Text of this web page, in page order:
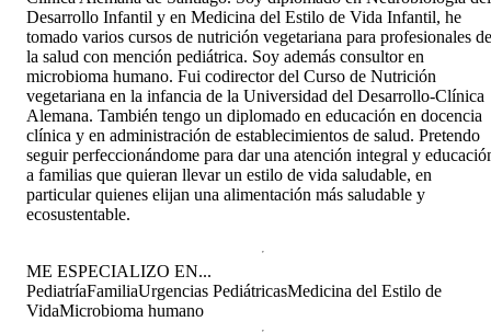
Desarrollo Infantil y en Medicina del Estilo de Vida Infantil, he
tomado varios cursos de nutrición vegetariana para profesionales de
la salud con mención pediátrica. Soy además consultor en
microbioma humano. Fui codirector del Curso de Nutrición
vegetariana en la infancia de la Universidad del Desarrollo-Clínica
Alemana. También tengo un diplomado en educación en docencia
clínica y en administración de establecimientos de salud. Pretendo
seguir perfeccionándome para dar una atención integral y
a familias que quieran llevar un estilo de vida saludable, en
particular quienes elijan una alimentación más saludable y
ecosustentable.
ME ESPECIALIZO EN...
PediatríaFamiliaUrgencias PediátricasMedicina del Estilo de
VidaMicrobioma humano